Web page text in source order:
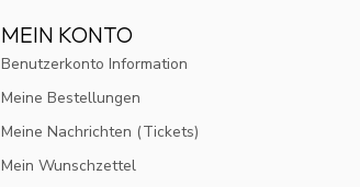
MEIN KONTO
Benutzerkonto Information
Meine Bestellungen
Meine Nachrichten (Tickets)
Mein Wunschzettel